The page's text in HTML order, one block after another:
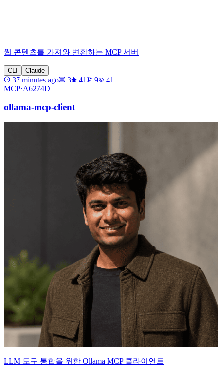
웹 콘텐츠를 가져와 변환하는 MCP 서버
CLI Claude
37 minutes ago 3 41 9
41
MCP·A6274D
ollama-mcp-client
LLM 도구 통합을 위한 Ollama MCP 클라이언트